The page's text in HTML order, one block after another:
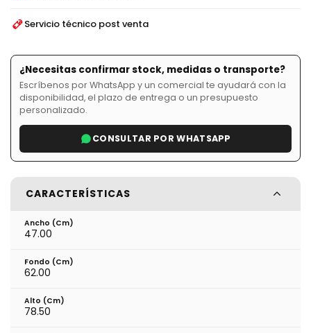
Servicio técnico post venta
¿Necesitas confirmar stock, medidas o transporte?
Escríbenos por WhatsApp y un comercial te ayudará con la
disponibilidad, el plazo de entrega o un presupuesto
personalizado.
CONSULTAR POR WHATSAPP
CARACTERÍSTICAS
Ancho (cm)
47.00
Fondo (cm)
62.00
Alto (cm)
78.50